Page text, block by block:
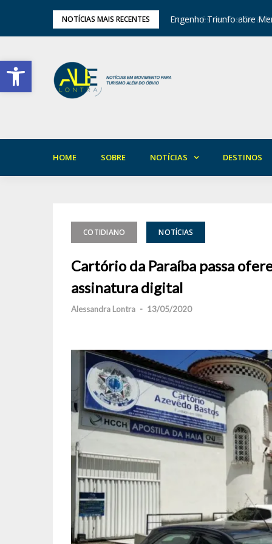
Barra de Ferramentas Aberta
NOTÍCIAS MAIS RECENTES
de Inverno das Serras Engenho Triunfo abre
HOME SOBRE NOTÍCIAS DESTINOS
COTIDIANO NOTÍCIAS
Cartório da Paraíba passa
assinatura digital
Alessandra Lontra - 13/05/2020